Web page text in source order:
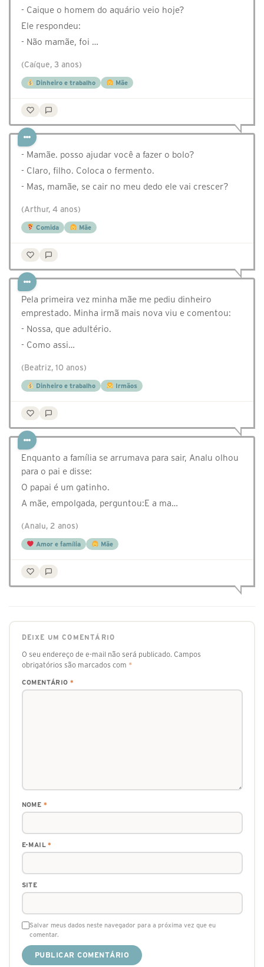
- Caique o homem do aquário veio hoje?
Ele respondeu:
- Não mamãe, foi …
(Caíque, 3 anos)
Dinheiro e trabalho Mãe
- Mamãe. posso ajudar você a fazer o bolo?
- Claro, filho. Coloca o fermento.
- Mas, mamãe, se cair no meu dedo ele vai crescer?
(Arthur, 4 anos)
Comida Mãe
Pela primeira vez minha mãe me pediu dinheiro
emprestado. Minha irmã mais nova viu e comentou:
- Nossa, que adultério.
- Como assi…
(Beatriz, 10 anos)
Dinheiro e trabalho Irmãos
Enquanto a família se arrumava para sair, Analu olhou
para o pai e disse:
O papai é um gatinho.
A mãe, empolgada, perguntou:E a ma…
(Analu, 2 anos)
Amor e família Mãe
DEIXE UM COMENTÁRIO
O seu endereço de e-mail não será publicado. Campos
obrigatórios são marcados com *
COMENTÁRIO *
NOME *
E-MAIL*
SITE
Salvar meus dados neste navegador para a próxima vez que eu
comentar.